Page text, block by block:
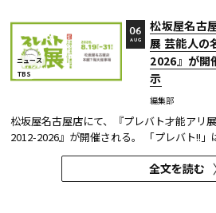
ニュース
TBS
松坂屋名古
展 芸能人の
2026』が開
示
編集部
06
AUG
松坂屋名古屋店にて、『プレバト才能アリ
2012-2026』が開催される。 「プレバト!!
術ジャンルに芸能人が挑戦し、その作品を
シで厳しく査定する教養バラエティー番組
の俳句・水彩画から、大漁旗や黒板アート
全文を読む